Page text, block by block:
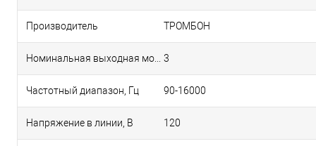
Производитель ТРОМБОН
3
Частотный диапазон, Гц 90-16000
Напряжение в линии, В 120